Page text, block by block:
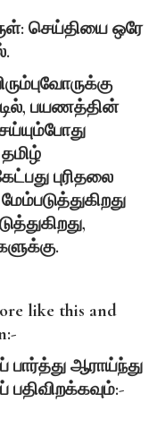
செய்தியை ஒரே
பயணத்தின்
புரிதலை
like this and
பார்த்து ஆராய்ந்து
பதிவிறக்கவும்:-